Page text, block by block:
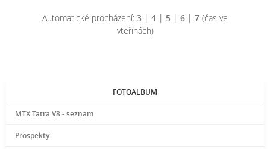
Automatické procházení: 3 | 4 | 5 | 6 | 7 (čas ve
vteřinách)
FOTOALBUM
MTX Tatra V8 - seznam
Prospekty